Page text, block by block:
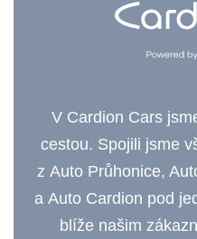
V Cardion Cars
cestou. Spojili jsme
z Auto Průhonice,
a Auto Cardion pod
blíže našim